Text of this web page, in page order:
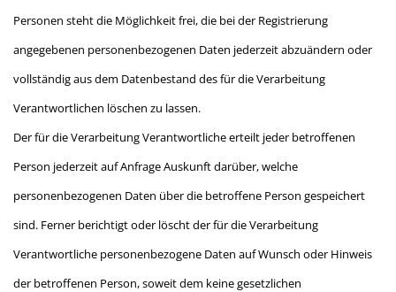
Personen steht die Möglichkeit frei, die bei der Registrierung
angegebenen personenbezogenen Daten jederzeit abzuändern oder
vollständig aus dem Datenbestand des für die Verarbeitung
Verantwortlichen löschen zu lassen.
Der für die Verarbeitung Verantwortliche erteilt jeder betroffenen
Person jederzeit auf Anfrage Auskunft darüber, welche
personenbezogenen Daten über die betroffene Person gespeichert
sind. Ferner berichtigt oder löscht der für die Verarbeitung
Verantwortliche personenbezogene Daten auf Wunsch oder Hinweis
der betroffenen Person, soweit dem keine gesetzlichen